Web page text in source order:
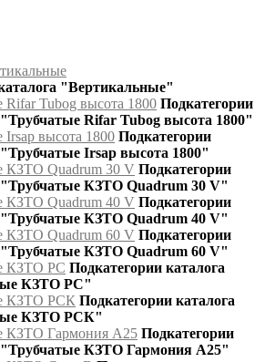
"Вертикальные"
Rifar Tubog высота 1800 Подкатегории
"Трубчатые Rifar Tubog высота 1800"
Irsap высота 1800 Подкатегории
"Трубчатые Irsap высота 1800"
КЗТО Quadrum 30 V Подкатегории
"Трубчатые КЗТО Quadrum 30 V"
КЗТО Quadrum 40 V Подкатегории
"Трубчатые КЗТО Quadrum 40 V"
КЗТО Quadrum 60 V Подкатегории
"Трубчатые КЗТО Quadrum 60 V"
КЗТО РС Подкатегории каталога
КЗТО РС"
КЗТО РСК Подкатегории каталога
КЗТО РСК"
КЗТО Гармония А25 Подкатегории
"Трубчатые КЗТО Гармония А25"